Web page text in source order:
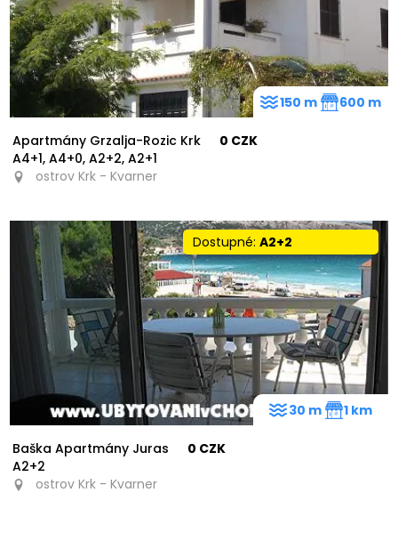
Apartmány Grzalja-Rozic Krk
A4+1, A4+0, A2+2, A2+1
0 CZK
ostrov Krk - Kvarner
150 m 600 m
Dostupné:A2+2
Baška Apartmány Juras
A2+2
0 CZK
ostrov Krk - Kvarner
30 m 1 km